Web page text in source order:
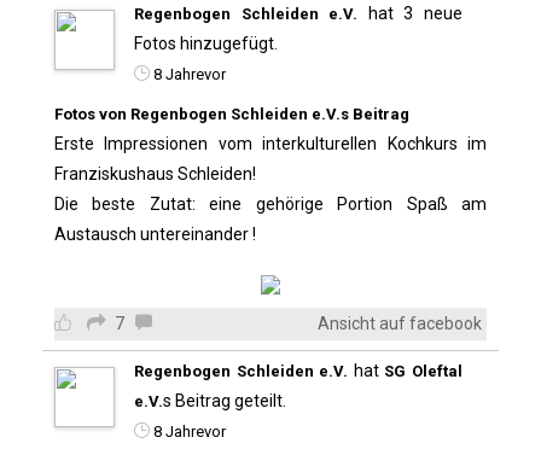
Regenbogen Schleiden e.V.
hat 3 neue
Fotos hinzugefügt.
8 Jahrevor
Fotos von Regenbogen Schleiden e.V.s Beitrag
Erste Impressionen vom interkulturellen Kochkurs im
Franziskushaus Schleiden!
Die beste Zutat: eine gehörige Portion Spaß am
Austausch untereinander !
7 Ansicht auf facebook
Regenbogen Schleiden e.V. hat SG Oleftal
e.V.s Beitrag geteilt.
8 Jahrevor